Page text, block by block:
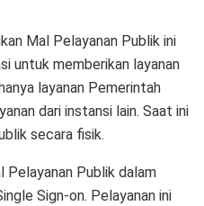
Mal Pelayanan Publik ini
untuk memberikan layanan
layanan Pemerintah
dari instansi lain. Saat ini
secara fisik.
Pelayanan Publik dalam
Sign-on. Pelayanan ini